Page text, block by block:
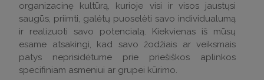
organizacinę kultūrą, kurioje visi ir visos jaustųsi
saugūs, priimti, galėtų puoselėti savo individualumą
ir realizuoti savo potencialą. Kiekvienas iš mūsų
esame atsakingi, kad savo žodžiais ar veiksmais
patys neprisidėtume prie priešiškos aplinkos
specifiniam asmeniui ar grupei kūrimo.